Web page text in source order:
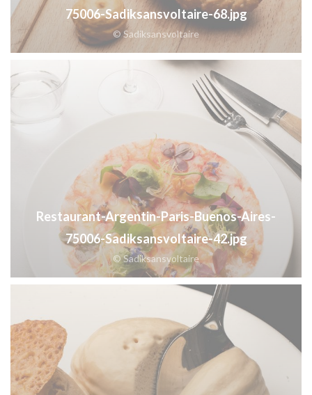
75006-Sadiksansvoltaire-68.jpg
© Sadiksansvoltaire
Restaurant-Argentin-Paris-Buenos-Aires-
75006-Sadiksansvoltaire-42.jpg
© Sadiksansvoltaire